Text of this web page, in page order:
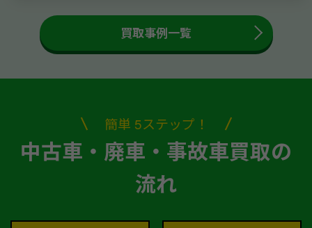
買取事例一覧
簡単 5ステップ！
中古車・廃車・事故車買取の
流れ